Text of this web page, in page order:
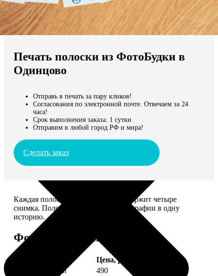
Мы доставляем по всему миру
Продолжить без города
Печать полоски из ФотоБудки в
Одинцово
Отправь в печать за пару кликов!
Согласования по электронной почте. Отвечаем за 24
часа!
Срок выполнения заказа: 1 сутки
Отправим в любой город РФ и мира!
Сделать заказ
Каждая полоска размером 5*20 содержит четыре
снимка. Полоски объединяют фотографии в одну
историю.
Форматы и цены
Цена, руб.
4 фото полоски
490